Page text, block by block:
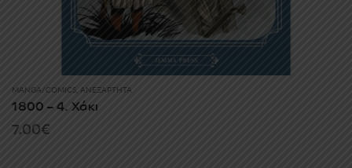
MANGA/COMICS, ΑΝΕΞΆΡΤΗΤΑ
1800 – 4. Χάκι
7.00€